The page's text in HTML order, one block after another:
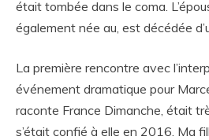
était tombée dans le coma.
également née au, est décédée
La première rencontre avec
événement dramatique pour
raconte France Dimanche, était
s’était confié à elle en 2016. Ma